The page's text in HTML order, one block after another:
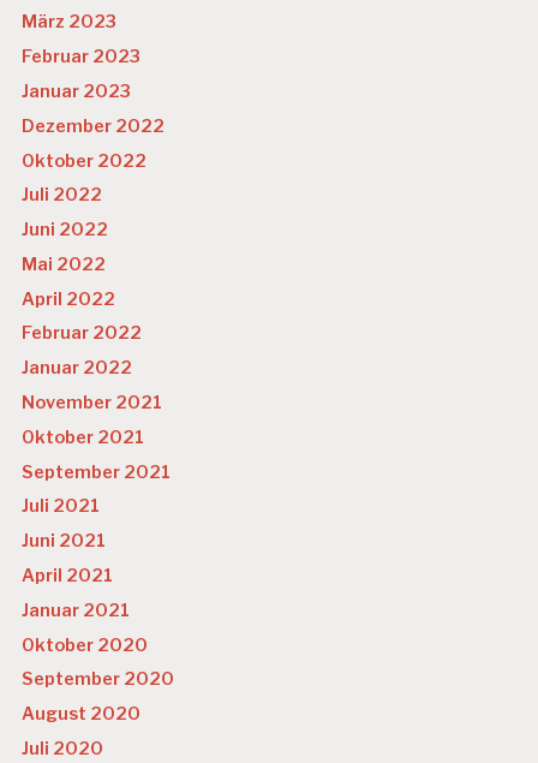
März 2023
Februar 2023
Januar 2023
Dezember 2022
Oktober 2022
Juli 2022
Juni 2022
Mai 2022
April 2022
Februar 2022
Januar 2022
November 2021
Oktober 2021
September 2021
Juli 2021
Juni 2021
April 2021
Januar 2021
Oktober 2020
September 2020
August 2020
Juli 2020